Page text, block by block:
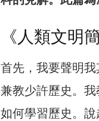
《人類文明
首先，我要聲明
兼教少許歷史。
如何學習歷史。